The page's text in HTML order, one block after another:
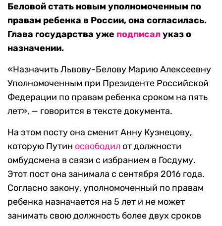
Беловой стать новым уполномоченным по
правам ребенка в России, она согласилась.
Глава государства уже подписалуказ о
назначении.
«Назначить Львову-Белову Марию Алексеевну
Уполномоченным при Президенте Российской
Федерации по правам ребенка сроком на пять
лет», — говорится в тексте документа.
На этом посту она сменит Анну Кузнецову,
которую Путин освободил от должности
омбудсмена в связи с избранием в Госдуму.
Этот пост она занимала с сентября 2016 года.
Согласно закону, уполномоченный по правам
ребенка назначается на 5 лет и не может
занимать свою должность более двух сроков